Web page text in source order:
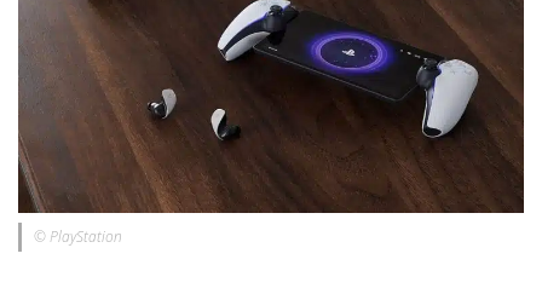
© PlayStation